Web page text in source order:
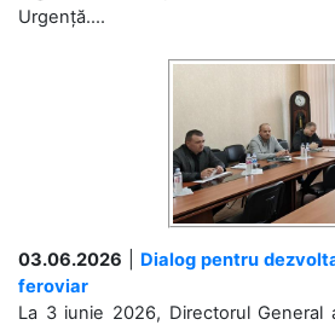
Urgență....
03.06.2026
Dialog pentru
feroviar
La 3 iunie 2026, Directorul General